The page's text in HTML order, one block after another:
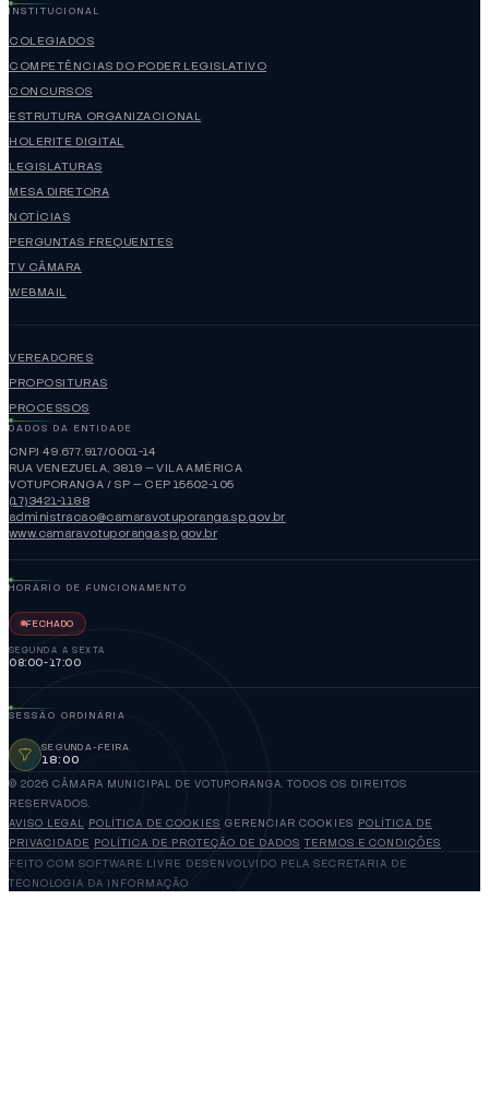
INSTITUCIONAL
COLEGIADOS
COMPETÊNCIAS DO PODER LEGISLATIVO
CONCURSOS
ESTRUTURA ORGANIZACIONAL
HOLERITE DIGITAL
LEGISLATURAS
MESA DIRETORA
NOTÍCIAS
PERGUNTAS FREQUENTES
TV CÂMARA
WEBMAIL
VEREADORES
PROPOSITURAS
PROCESSOS
DADOS DA ENTIDADE
CNPJ 49.677.917/0001-14
RUA VENEZUELA, 3819 — VILA AMÉRICA
VOTUPORANGA / SP — CEP 15502-105
(17)3421-1188
administracao@camaravotuporanga.sp.gov.br
www.camaravotuporanga.sp.gov.br
HORÁRIO DE FUNCIONAMENTO
FECHADO
SEGUNDA A SEXTA
08:00-17:00
SESSÃO ORDINÁRIA
SEGUNDA-FEIRA
18:00
© 2026 CÂMARA MUNICIPAL DE VOTUPORANGA. TODOS OS DIREITOS
RESERVADOS.
AVISO LEGAL POLÍTICA DE COOKIES GERENCIAR COOKIES POLÍTICA DE
PRIVACIDADE POLÍTICA DE PROTEÇÃO DE DADOS TERMOS E CONDIÇÕES
FEITO COM SOFTWARE LIVRE DESENVOLVIDO PELA SECRETARIA DE
TECNOLOGIA DA INFORMAÇÃO